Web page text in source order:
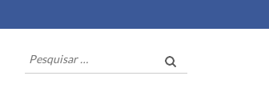
Pesquisar
por: